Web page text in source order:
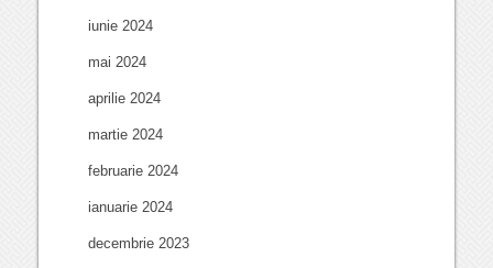
iunie 2024
mai 2024
aprilie 2024
martie 2024
februarie 2024
ianuarie 2024
decembrie 2023